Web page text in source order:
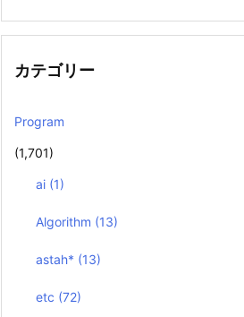
カテゴリー
Program
(1,701)
ai (1)
Algorithm (13)
astah* (13)
etc (72)